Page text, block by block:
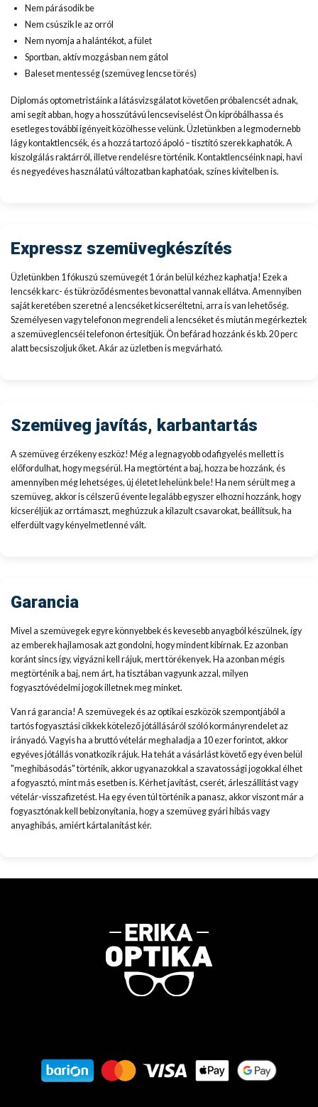
Nem párásodik be
Nem csúszik le az orról
Nem nyomja a halántékot, a fület
Sportban, aktív mozgásban nem gátol
Baleset mentesség (szemüveg lencse törés)
Diplomás optometristáink a látásvizsgálatot követően próbalencsét adnak,
ami segít abban, hogy a hosszútávú lencseviselést Ön kipróbálhassa és
esetleges további igényeit közölhesse velünk. Üzletünkben a legmodernebb
lágy kontaktlencsék, és a hozzá tartozó ápoló – tisztító szerek kaphatók. A
kiszolgálás raktárról, illetve rendelésre történik. Kontaktlencséink napi, havi
és negyedéves használatú változatban kaphatóak, színes kivitelben is.
Expressz szemüvegkészítés
Üzletünkben 1 fókuszú szemüvegét 1 órán belül kézhez kaphatja! Ezek a
lencsék karc- és tükröződésmentes bevonattal vannak ellátva. Amennyiben
saját keretében szeretné a lencséket kicseréltetni, arra is van lehetőség.
Személyesen vagy telefonon megrendeli a lencséket és miután megérkeztek
a szemüveglencséi telefonon értesítjük. Ön befárad hozzánk és kb. 20 perc
alatt becsiszoljuk őket. Akár az üzletben is megvárható.
Szemüveg javítás, karbantartás
A szemüveg érzékeny eszköz! Még a legnagyobb odafigyelés mellett is
előfordulhat, hogy megsérül. Ha megtörtént a baj, hozza be hozzánk, és
amennyiben még lehetséges, új életet lehelünk bele! Ha nem sérült meg a
szemüveg, akkor is célszerű évente legalább egyszer elhozni hozzánk, hogy
kicseréljük az orrtámaszt, meghúzzuk a kilazult csavarokat, beállítsuk, ha
elferdült vagy kényelmetlenné vált.
Garancia
Mivel a szemüvegek egyre könnyebbek és kevesebb anyagból készülnek, így
az emberek hajlamosak azt gondolni, hogy mindent kibírnak. Ez azonban
koránt sincs így, vigyázni kell rájuk, mert törékenyek. Ha azonban mégis
megtörténik a baj, nem árt, ha tisztában vagyunk azzal, milyen
fogyasztóvédelmi jogok illetnek meg minket.
Van rá garancia! A szemüvegek és az optikai eszközök szempontjából a
tartós fogyasztási cikkek kötelező jótállásáról szóló kormányrendelet az
irányadó. Vagyis ha a bruttó vételár meghaladja a 10 ezer forintot, akkor
egyéves jótállás vonatkozik rájuk. Ha tehát a vásárlást követő egy éven belül
"meghibásodás" történik, akkor ugyanazokkal a szavatossági jogokkal élhet
a fogyasztó, mint más esetben is. Kérhet javítást, cserét, árleszállítást vagy
vételár-visszafizetést. Ha egy éven túl történik a panasz, akkor viszont már a
fogyasztónak kell bebizonyítania, hogy a szemüveg gyári hibás vagy
anyaghibás, amiért kártalanítást kér.